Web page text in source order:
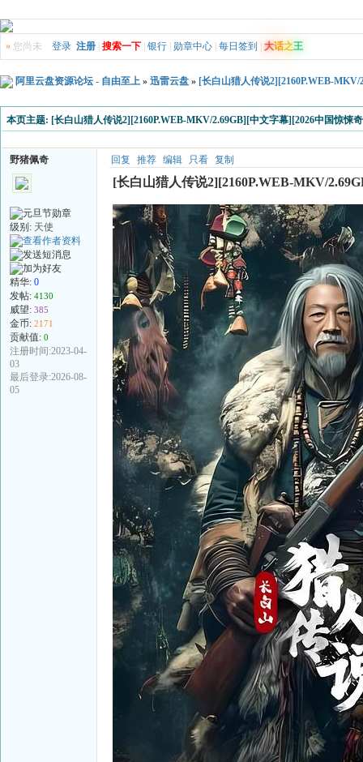
» 您尚未 登录 注册 搜索一下 银行 勋章中心 每日签到 大话之王
阿里云盘资源论坛 - 自由至上 » 迅雷云盘 » [长白山猎人传说2][2160P.WEB-
本页主题: [长白山猎人传说2][2160P.WEB-MKV/2.69GB][中文字幕][2026中国惊悚
野猪佩奇
级别: 天使
精华: 0
发帖: 4130
威望: 385
金币: 2171
贡献值: 0
注册时间:2023-04-
03
最后登录:2026-08-
05
回复 推荐 编辑 只看 复制
[长白山猎人传说2][2160P.WEB-MKV/